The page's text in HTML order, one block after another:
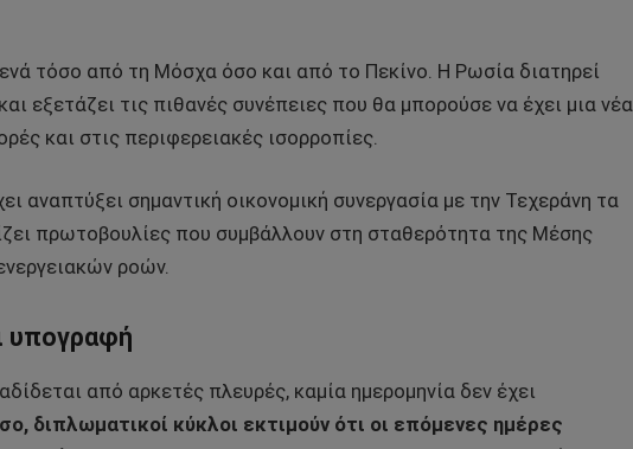
τόσο από τη Μόσχα όσο και από το Πεκίνο. Η Ρωσία διατηρεί
εξετάζει τις πιθανές συνέπειες που θα μπορούσε να έχει μια νέα
και στις περιφερειακές ισορροπίες.
αναπτύξει σημαντική οικονομική συνεργασία με την Τεχεράνη τα
πρωτοβουλίες που συμβάλλουν στη σταθερότητα της Μέσης
ροών.
υπογραφή
από αρκετές πλευρές, καμία ημερομηνία δεν έχει
διπλωματικοί κύκλοι εκτιμούν ότι οι επόμενες ημέρες